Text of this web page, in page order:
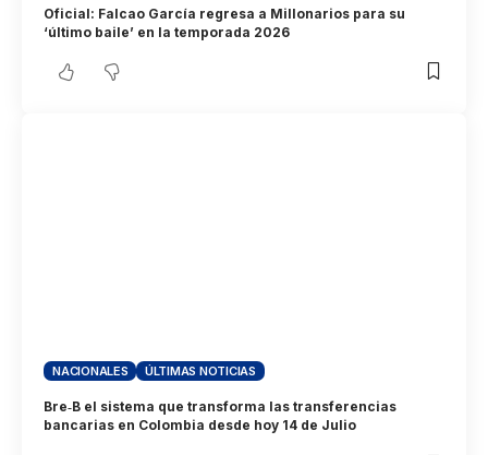
Oficial: Falcao García regresa a Millonarios para su
‘último baile’ en la temporada 2026
NACIONALES ÚLTIMAS NOTICIAS
Bre‑B el sistema que transforma las transferencias
bancarias en Colombia desde hoy 14 de Julio